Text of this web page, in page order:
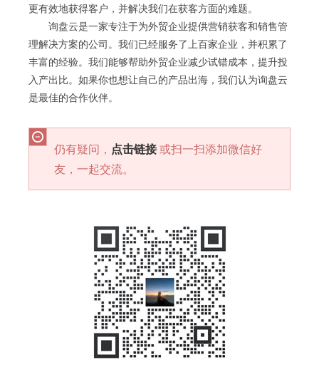
更有效地获得客户，并解决我们在获客方面的难题。
询盘云是一家专注于为外贸企业提供营销获客和销售管
理解决方案的公司。我们已经服务了上百家企业，并积累了
丰富的经验。我们能够帮助外贸企业减少试错成本，提升投
入产出比。如果你也想让自己的产品出海，我们认为询盘云
是最佳的合作伙伴。
仍有疑问， 点击链接或扫一扫添加微信好
友，一起交流。